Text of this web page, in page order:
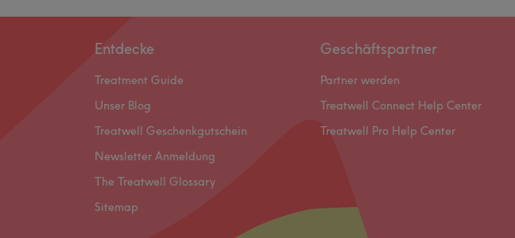
Entdecke
Treatment Guide
Unser Blog
Treatwell Geschenkgutschein
Newsletter Anmeldung
The Treatwell Glossary
Sitemap
Geschäftspartner
Partner werden
Treatwell Connect Help Center
Treatwell Pro Help Center